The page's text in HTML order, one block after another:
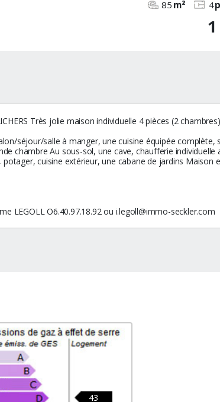
85 m² 4
Très jolie maison individuelle 4 pièces (2
séjour/salle à manger, une cuisine équipée complète,
chambre Au sous-sol, une cave, chaufferie individuelle
cuisine extérieur, une cabane de jardins Maison
LEGOLL O6.40.97.18.92 ou i.legoll@immo-seckler.com
43